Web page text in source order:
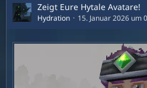
Zeigt Eure Hytale Avatare!
Hydration 15. Januar 2026 um